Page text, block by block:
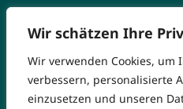
Wir schätzen Ihre
Wir verwenden Cookies, um
verbessern, personalisierte
einzusetzen und unseren